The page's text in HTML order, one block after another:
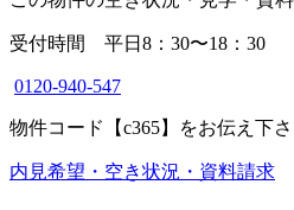
受付時間 平日8：30〜18：30
0120-940-547
物件コード 【c365】 をお伝え下
内見希望・空き状況・資料請求